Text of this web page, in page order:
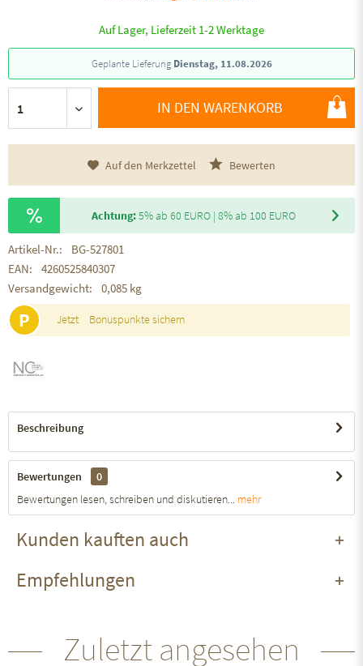
Auf Lager, Lieferzeit 1-2 Werktage
Geplante Lieferung Dienstag, 11.08.2026
IN DEN WARENKORB
Auf den Merkzettel Bewerten
Achtung:5% ab 60 EURO | 8% ab 100 EURO
Artikel-Nr.:
BG-527801
EAN:
4260525840307
Versandgewicht:
0,085 kg
P Jetzt Bonuspunkte sichern
Beschreibung
Bewertungen
0
Bewertungen lesen, schreiben und diskutieren... mehr
Kunden kauften auch
Empfehlungen
Zuletzt angesehen